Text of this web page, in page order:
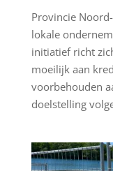
Provincie
lokale
initiatief richt
moeilijk aan
voorbehouden
doelstelling